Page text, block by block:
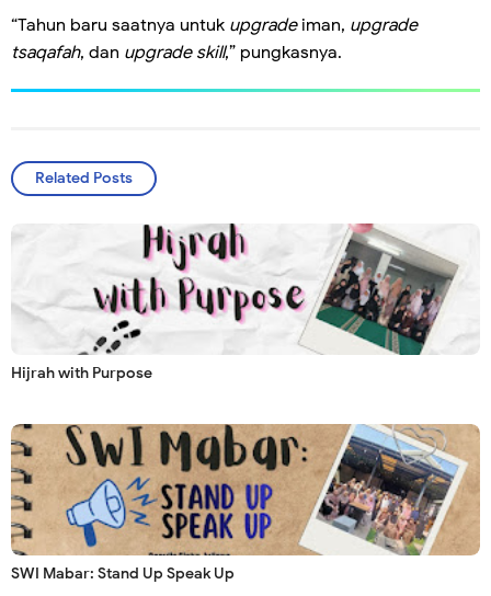
“Tahun baru saatnya untuk upgradeiman, upgrade
tsaqafah, dan upgrade skill,” pungkasnya.
Related Posts
Hijrah with Purpose
SWI Mabar: Stand Up Speak Up